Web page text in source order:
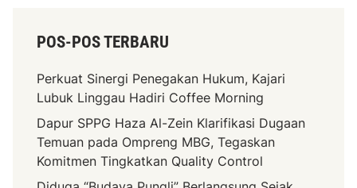
POS-POS TERBARU
Perkuat Sinergi Penegakan Hukum, Kajari
Lubuk Linggau Hadiri Coffee Morning
Dapur SPPG Haza Al-Zein Klarifikasi Dugaan
Temuan pada Ompreng MBG, Tegaskan
Komitmen Tingkatkan Quality Control